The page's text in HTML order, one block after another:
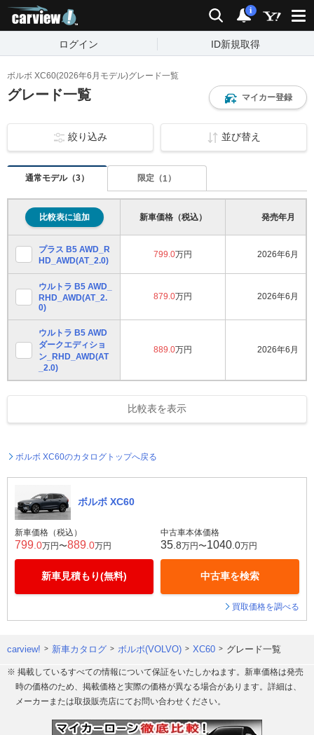
検索 通知
i
ログイン ID新規取得
ボルボ XC60(2026年6月モデル)グレード一覧
グレード一覧 マイカー登録
絞り込み 並び替え
通常モデル（3） 限定（1 ）
比較表に追加 新車価格（税込） 発売年月
プラス B5 AWD_R
HD_AWD(AT_2.0)
799.0万円 2026年6月
ウルトラ B5 AWD_
RHD_AWD(AT_2.
0)
879.0万円 2026年6月
ウルトラ B5 AWD
ダークエディショ
ン_RHD_AWD(AT
_2.0)
889.0万円 2026年6月
比較表を表示
ボルボ XC60のカタログトップへ戻る
ボルボ XC60
新車価格（税込）
799 .0万円〜889 .0万円
新車見積もり(無料)
中古車本体価格
35 .8万円〜1040 .0万円
中古車を検索
買取価格を調べる
carview! 新車カタログ ボルボ(VOLVO) XC60 グレード一覧
※ 掲載しているすべての情報について保証をいたしかねます。新車価格は発売
時の価格のため、掲載価格と実際の価格が異なる場合があります。詳細は、
メーカーまたは取扱販売店にてお問い合わせください。